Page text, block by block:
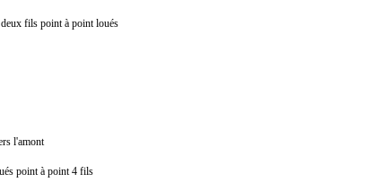
deux fils point à point loués
l'amont
point à point 4 fils